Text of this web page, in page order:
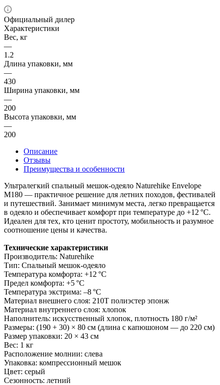
Официальный дилер
Характеристики
Вес, кг
—
1.2
Длина упаковки, мм
—
430
Ширина упаковки, мм
—
200
Высота упаковки, мм
—
200
Описание
Отзывы
Преимущества и особенности
Ультралегкий спальный мешок-одеяло Naturehike Envelope
M180 — практичное решение для летних походов, фестивалей
и путешествий. Занимает минимум места, легко превращается
в одеяло и обеспечивает комфорт при температуре до +12 °C.
Идеален для тех, кто ценит простоту, мобильность и разумное
соотношение цены и качества.
Технические характеристики
Производитель: Naturehike
Тип: Спальный мешок-одеяло
Температура комфорта: +12 °C
Предел комфорта: +5 °C
Температура экстрима: –8 °C
Материал внешнего слоя: 210T полиэстер эпонж
Материал внутреннего слоя: хлопок
Наполнитель: искусственный хлопок, плотность 180 г/м²
Размеры: (190 + 30) × 80 см (длина с капюшоном — до 220 см)
Размер упаковки: 20 × 43 см
Вес: 1 кг
Расположение молнии: слева
Упаковка: компрессионный мешок
Цвет: серый
Сезонность: летний